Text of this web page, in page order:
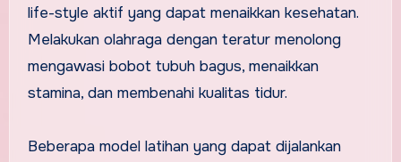
life-style aktif yang dapat menaikkan kesehatan.
Melakukan olahraga dengan teratur menolong
mengawasi bobot tubuh bagus, menaikkan
stamina, dan membenahi kualitas tidur.
Beberapa model latihan yang dapat dijalankan